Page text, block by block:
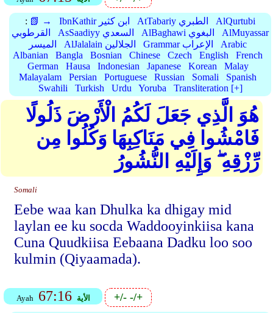
: 📗 → IbnKathir ابن كثير AtTabariy الطبري
AlQurtubi
القرطوبي
AsSaadiyy السعدي AlBaghawi البغوي
AlMuyassar
الميسر
AlJalalain الجلالين Grammar الإعراب
Arabic
Albanian
Bangla Bosnian Chinese Czech English
French
German
Hausa Indonesian Japanese Korean
Malay
Malayalam
Persian Portuguese Russian Somali
Spanish
Swahili
Turkish Urdu Yoruba Transliteration [+]
هُوَ الَّذِي جَعَلَ لَكُمُ الْأَرْضَ ذَلُولًا
فَامْشُوا فِي مَنَاكِبِهَا وَكُلُوا مِن
رِّزْقِهِ ۖ وَإِلَيْهِ النُّشُورُ
Somali
Eebe waa kan Dhulka ka dhigay mid
laylan ee ku socda Waddooyinkiisa kana
Cuna Quudkiisa Eebaana Dadku loo soo
kulmin (Qiyaamada).
Ayah 67:16 الأية +/--/+